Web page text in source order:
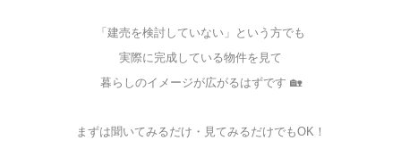
「建売を検討していない」という方でも
実際に完成している物件を見て
暮らしのイメージが広がるはずです 🏡
まずは聞いてみるだけ・見てみるだけでもOK！